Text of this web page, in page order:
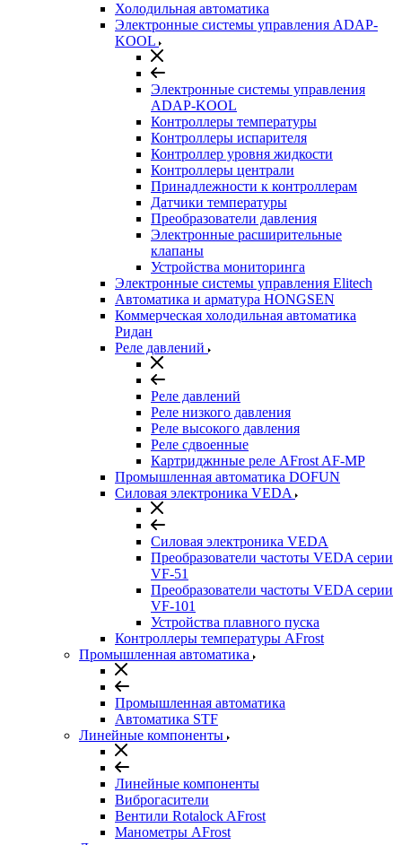
Холодильная автоматика
Электронные системы управления ADAP-
KOOL
Электронные системы управления
ADAP-KOOL
Контроллеры температуры
Контроллеры испарителя
Контроллер уровня жидкости
Контроллеры централи
Принадлежности к контроллерам
Датчики температуры
Преобразователи давления
Электронные расширительные
клапаны
Устройства мониторинга
Электронные системы управления Elitech
Автоматика и арматура HONGSEN
Коммерческая холодильная автоматика
Ридан
Реле давлений
Реле давлений
Реле низкого давления
Реле высокого давления
Реле сдвоенные
Картриджнные реле AFrost AF-MP
Промышленная автоматика DOFUN
Силовая электроника VEDA
Силовая электроника VEDA
Преобразователи частоты VEDA серии
VF-51
Преобразователи частоты VEDA серии
VF-101
Устройства плавного пуска
Контроллеры температуры AFrost
Промышленная автоматика
Промышленная автоматика
Автоматика STF
Линейные компоненты
Линейные компоненты
Виброгасители
Вентили Rotalock AFrost
Манометры AFrost